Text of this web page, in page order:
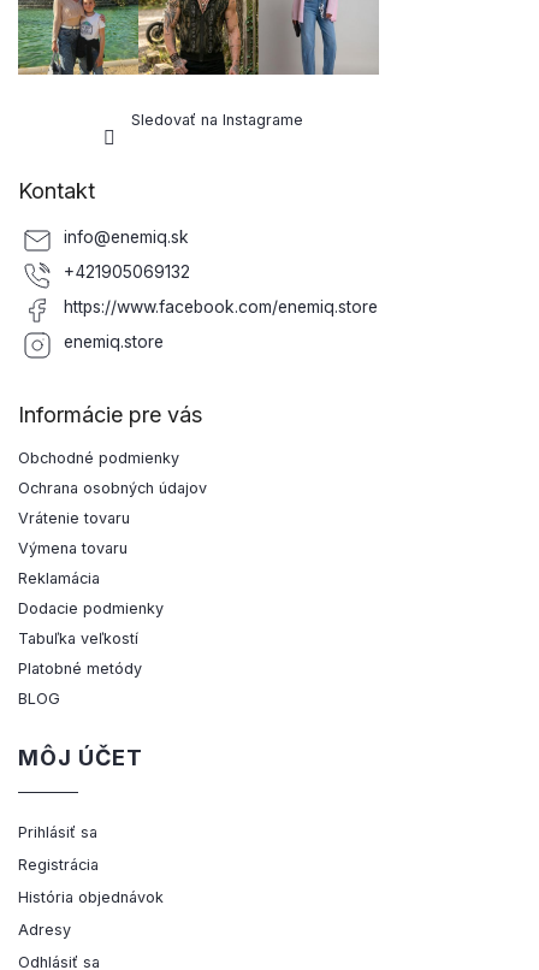
Sledovať na Instagrame
Kontakt
info@enemiq.sk
+421905069132
https://www.facebook.com/enemiq.store
enemiq.store
Informácie pre vás
Obchodné podmienky
Ochrana osobných údajov
Vrátenie tovaru
Výmena tovaru
Reklamácia
Dodacie podmienky
Tabuľka veľkostí
Platobné metódy
BLOG
MÔJ ÚČET
Prihlásiť sa
Registrácia
História objednávok
Adresy
Odhlásiť sa